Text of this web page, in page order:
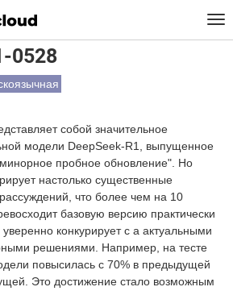
R1-0528
0528
собой значительное
модели DeepSeek-R1, выпущенное
пробное обновление". Но
настолько существенные
что более чем на 10
базовую версию практически
конкурирует с а актуальными
решениями. Например, на тесте
повысилась с 70% в предыдущей
Это достижение стало возможным